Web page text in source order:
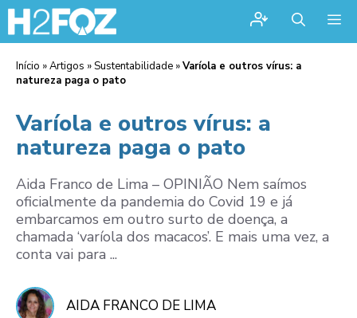
Início »Artigos »Sustentabilidade »Varíola e outros vírus: a
natureza paga o pato
Varíola e outros vírus: a
natureza paga o pato
Aida Franco de Lima – OPINIÃO Nem saímos
oficialmente da pandemia do Covid 19 e já
embarcamos em outro surto de doença, a
chamada ‘varíola dos macacos’. E mais uma vez, a
conta vai para ...
AIDA FRANCO DE LIMA